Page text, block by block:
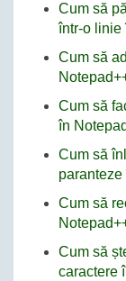
Cum să
într-o linie
Cum să
Cum să
în
Cum să
Cum să
Cum să
caractere